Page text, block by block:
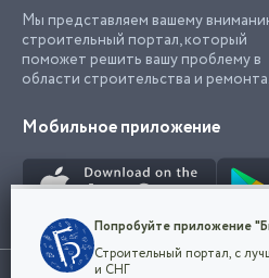
Мы представляем вашему
строительный портал, который
поможет решить вашу проблему в
области строительства и ремонта.
Мобильное приложение
Использование сайта, в том числе
Конфиденциальность
Мы используем файлы cookie,
наш сайт удобным для каждого
Попробуйте приложение
Строительный портал, с
и СНГ